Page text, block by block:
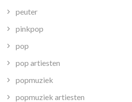
peuter
pinkpop
pop
pop artiesten
popmuziek
popmuziek artiesten